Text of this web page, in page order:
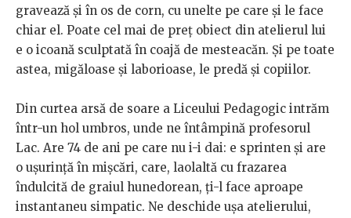
gravează și în os de corn, cu unelte pe care și le face
chiar el. Poate cel mai de preț obiect din atelierul lui
e o icoană sculptată în coajă de mesteacăn. Și pe toate
astea, migăloase și laborioase, le predă și copiilor.
Din curtea arsă de soare a Liceului Pedagogic intrăm
într-un hol umbros, unde ne întâmpină profesorul
Lac. Are 74 de ani pe care nu i-i dai: e sprinten și are
o ușurință în mișcări, care, laolaltă cu frazarea
îndulcită de graiul hunedorean, ți-l face aproape
instantaneu simpatic. Ne deschide ușa atelierului,